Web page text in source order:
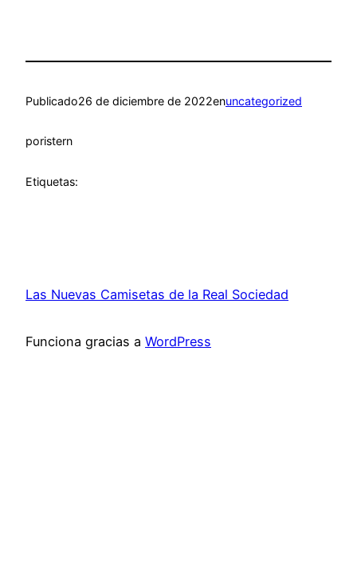
Publicado26 de diciembre de 2022enuncategorized
poristern
Etiquetas:
Las Nuevas Camisetas de la Real Sociedad
Funciona gracias a WordPress